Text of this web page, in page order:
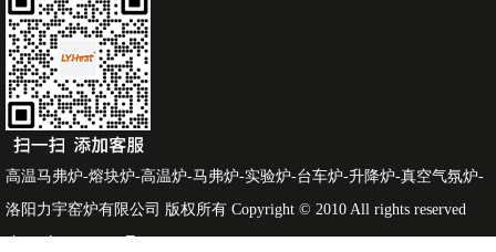
高温马弗炉-熔块炉-高温炉-马弗炉-实验炉-台车炉-升降炉-真空气氛炉-
洛阳力宇窑炉有限公司 版权所有 Copyright © 2010 All rights reserved